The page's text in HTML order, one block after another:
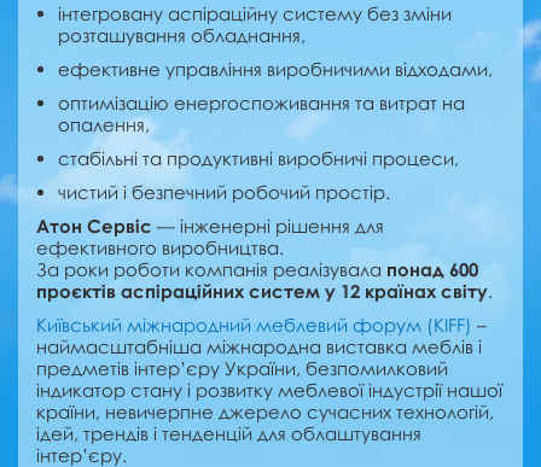
інтегровану аспіраційну систему без зміни
розташування обладнання,
ефективне управління виробничими відходами,
оптимізацію енергоспоживання та витрат на
опалення,
стабільні та продуктивні виробничі процеси,
чистий і безпечний робочий простір.
Атон Сервіс — інженерні рішення для
ефективного виробництва.
За роки роботи компанія реалізувала понад 600
проєктів аспіраційних систем у 12 країнах світу.
Київський міжнародний меблевий форум (KIFF) –
наймасштабніша міжнародна виставка меблів і
предметів інтер’єру України, безпомилковий
індикатор стану і розвитку меблевої індустрії нашої
країни, невичерпне джерело сучасних технологій,
ідей, трендів і тенденцій для облаштування
інтер’єру.